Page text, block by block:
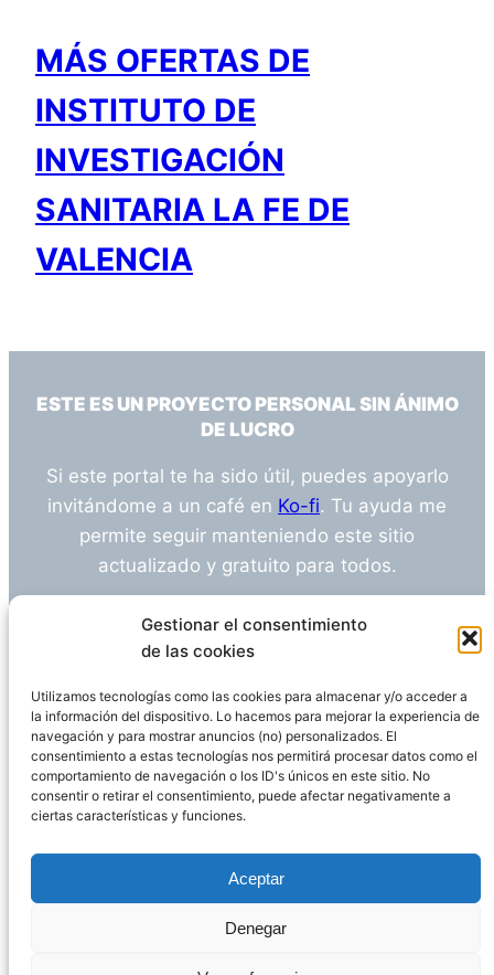
Gestionar el consentimiento
de las cookies
Utilizamos tecnologías como las cookies para almacenar y/o acceder a
la información del dispositivo. Lo hacemos para mejorar la experiencia de
navegación y para mostrar anuncios (no) personalizados. El
consentimiento a estas tecnologías nos permitirá procesar datos como el
comportamiento de navegación o los ID's únicos en este sitio. No
consentir o retirar el consentimiento, puede afectar negativamente a
ciertas características y funciones.
Aceptar
Denegar
MÁS OFERTAS DE
INSTITUTO DE
INVESTIGACIÓN
SANITARIA LA FE DE
VALENCIA
ESTE ES UN PROYECTO PERSONAL SIN ÁNIMO
DE LUCRO
Si este portal te ha sido útil, puedes apoyarlo
invitándome a un café en Ko-fi. Tu ayuda me
permite seguir manteniendo este sitio
actualizado y gratuito para todos.
¿Tienes alguna duda o sugerencia? Escríbeme
info@empleosanitarioinvestigacion.es
Descargo de Responsabilidad
Declaración de Privacidad Política de cookies
WordPress
Página administrada por Javier Ripoll